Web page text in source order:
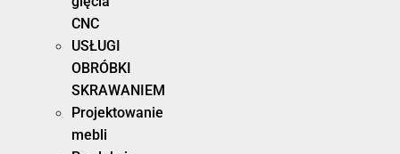
CNC
USŁUGI
OBRÓBKI
SKRAWANIEM
Projektowanie
mebli